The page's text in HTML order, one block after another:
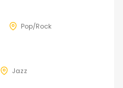
Pop/Rock
Jazz